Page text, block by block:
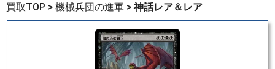
買取TOP > 機械兵団の進軍 > 神話レア＆レア